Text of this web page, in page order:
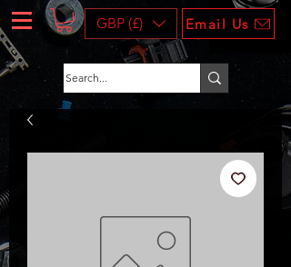
GBP (£) Email Us